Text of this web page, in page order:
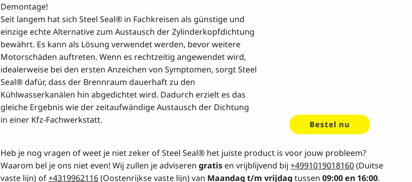
Demontage!
Seit langem hat sich Steel Seal® in Fachkreisen als günstige und
einzige echte Alternative zum Austausch der Zylinderkopfdichtung
bewährt. Es kann als Lösung verwendet werden, bevor weitere
Motorschäden auftreten. Wenn es rechtzeitig angewendet wird,
idealerweise bei den ersten Anzeichen von Symptomen, sorgt Steel
Seal® dafür, dass der Brennraum dauerhaft zu den
Kühlwasserkanälen hin abgedichtet wird. Dadurch erzielt es das
gleiche Ergebnis wie der zeitaufwändige Austausch der Dichtung
in einer Kfz-Fachwerkstatt.
Bestel nu
Heb je nog vragen of weet je niet zeker of Steel Seal® het juiste product is voor jouw probleem?
Waarom bel je ons niet even! Wij zullen je adviseren gratisen vrijblijvend bij +4991019018160(Duitse
vaste lijn) of+4319962116(Oostenrijkse vaste lijn) van Maandag t/m vrijdag tussen 09:00 en 16:00.